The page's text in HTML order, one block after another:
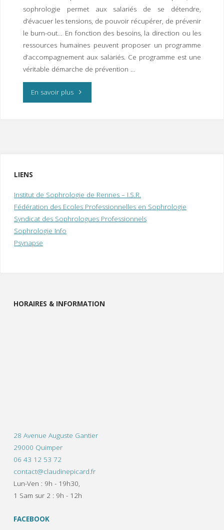
sophrologie permet aux salariés de se détendre,
d’évacuer les tensions, de pouvoir récupérer, de prévenir
le burn-out… En fonction des besoins, la direction ou les
ressources humaines peuvent proposer un programme
d’accompagnement aux salariés. Ce programme est une
véritable démarche de prévention …
En savoir plus"Sophrologie
LIENS
Institut de Sophrologie de Rennes – I.S.R.
Fédération des Ecoles Professionnelles en Sophrologie
Syndicat des Sophrologues Professionnels
Sophrologie Info
Psynapse
HORAIRES & INFORMATION
28 Avenue Auguste Gantier
29000 Quimper
06 43 12 53 72
contact@claudinepicard.fr
Lun-Ven : 9h - 19h30,
1 Sam sur 2 : 9h - 12h
FACEBOOK